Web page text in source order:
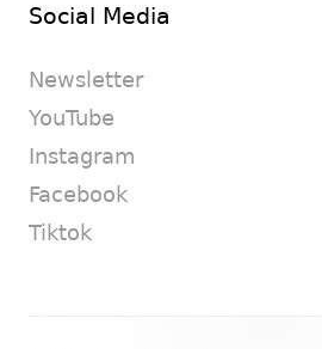
Social Media
Newsletter
YouTube
Instagram
Facebook
Tiktok